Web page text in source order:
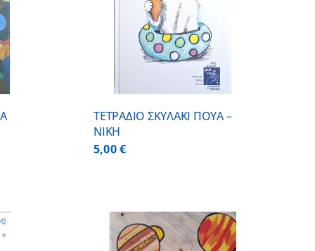
/
ΤΕΤΡΑΔΙΟ ΣΚΥΛΑΚΙ ΠΟΥΑ –
ΝΙΚΗ
5,00€
ADD TO CART